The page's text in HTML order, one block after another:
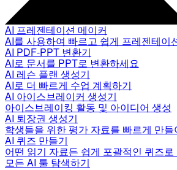
AI 프레젠테이션 메이커
AI를 사용하여 빠르고 쉽게 프레젠테이
AI PDF-PPT 변환기
AI로 문서를 PPT로 변환하세요
AI 레슨 플랜 생성기
AI로 더 빠르게 수업 계획하기
AI 아이스브레이커 생성기
아이스브레이킹 활동 및 아이디어 생성
AI 퇴장권 생성기
학생들을 위한 평가 자료를 빠르게 만들
AI 퀴즈 만들기
어떤 읽기 자료든 쉽게 포괄적인 퀴즈
모든 AI 툴 탐색하기